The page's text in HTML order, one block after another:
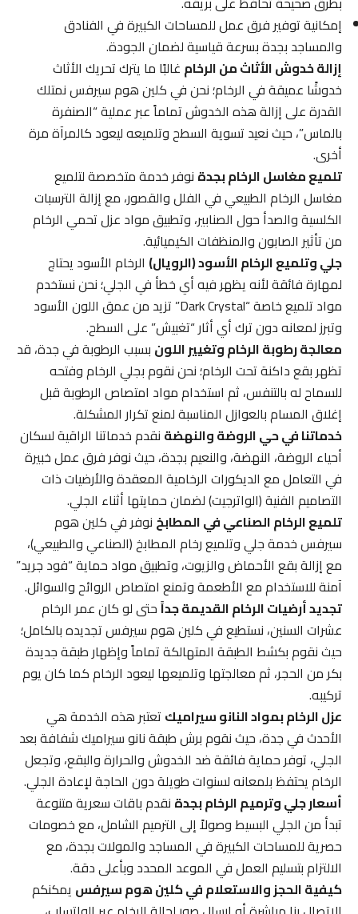
إمكانية توفير فرق عمل للمساحات الكبيرة في الفنادق
والمساجد بجدة بسرعة قياسية لضمان الجودة.
إزالة خدوش الأثاث من الرخامغالبًا ما يترك تحريك الأثاث
خدوشًا عميقة في الرخام؛ نحن في كلين هوم سيرفس نمتلك
القدرة على إزالة هذه الخدوش تماماً عبر عملية “الصنفرة
بالماس”، حيث نعيد تسوية السطح وتلميعه ليعود كالمرآة مرة
أخرى.
تلميع مغاسل الرخام بجدةنوفر خدمة متخصصة لتلميع
مغاسل الرخام الطبيعي في الفلل والقصور، مع إزالة الترسبات
الكلسية والصدأ حول الصنابير، وتطبيق مواد عزل تحمي الرخام
من تأثير الصابون والمنظفات الكيميائية.
جلي وتلميع الرخام الأسود (الرويال)الرخام الأسود يحتاج
لمهارة فائقة لأنه يظهر فيه أي خطأ في الجلي؛ نحن نستخدم
مواد تلميع خاصة “Dark Crystal” تزيد من عمق اللون الأسود
وتبرز لمعانه دون ترك أي أثار “تغبيش” على السطح.
معالجة رطوبة الرخام وتغيير اللونبسبب الرطوبة في جدة، قد
تظهر بقع داكنة تحت الرخام؛ نحن نقوم بجلي الرخام وفتحه
للسماح له بالتنفس، ثم استخدام مواد امتصاص الرطوبة قبل
إغلاق المسام بالعوازل المناسبة لمنع تكرار المشكلة.
خدماتنا في حي الروضة والنهضةنقدم خدماتنا الراقية لسكان
أحياء الروضة، النهضة، والنعيم بجدة، حيث نوفر فرق عمل خبيرة
في التعامل مع الديكورات الرخامية المعقدة والأرضيات ذات
التصاميم الفنية (الواترجيت) لضمان حمايتها أثناء الجلي.
تلميع الرخام الصناعي في المطابخنوفر في كلين هوم
سيرفس خدمة جلي وتلميع رخام المطابخ (الصناعي والطبيعي)،
مع إزالة بقع الأحماض والزيوت، وتطبيق مواد حماية “فود جريد”
آمنة للاستخدام مع الأطعمة وتمنع امتصاص الروائح والسوائل.
تجديد أرضيات الرخام القديمة جداًحتى لو كان عمر الرخام
عشرات السنين، نستطيع في كلين هوم سيرفس تجديده بالكامل؛
حيث نقوم بكشط الطبقة المتهالكة تماماً وإظهار طبقة جديدة
بكر من الحجر، ثم معالجتها وتلميعها ليعود الرخام كما كان يوم
تركيبه.
عزل الرخام بمواد النانو سيراميكتعتبر هذه الخدمة هي
الأحدث في جدة، حيث نقوم برش طبقة نانو سيراميك شفافة بعد
الجلي، توفر حماية فائقة ضد الخدوش والحرارة والبقع، وتجعل
الرخام يحتفظ بلمعانه لسنوات طويلة دون الحاجة لإعادة الجلي.
أسعار جلي وترميم الرخام بجدةنقدم باقات سعرية متنوعة
تبدأ من الجلي البسيط وصولاً إلى الترميم الشامل، مع خصومات
حصرية للمساحات الكبيرة في المساجد والمولات بجدة، مع
الالتزام بتسليم العمل في الموعد المحدد وبأعلى دقة.
كيفية الحجز والاستعلام في كلين هوم سيرفسيمكنكم